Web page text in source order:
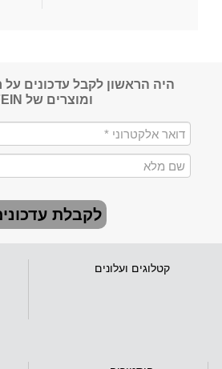
היה הראשון לקבל עדכונים על
ומוצרים של FEIN
לקבלת
קטלוגים ועלונים